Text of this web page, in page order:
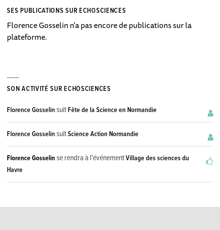
SES PUBLICATIONS SUR ECHOSCIENCES
Florence Gosselin n'a pas encore de publications sur la
plateforme.
SON ACTIVITÉ SUR ECHOSCIENCES
Florence Gosselin suitFête de la Science en Normandie
Florence Gosselin suitScience Action Normandie
Florence Gosselinse rendra à l'événementVillage des sciences du
Havre